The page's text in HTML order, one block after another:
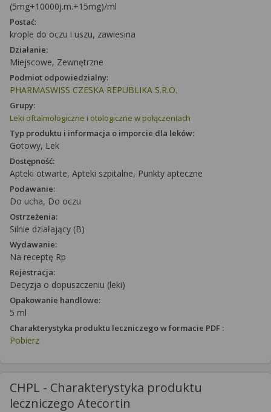
(5mg+10000j.m.+15mg)/ml
Postać:
krople do oczu i uszu, zawiesina
Działanie:
Miejscowe, Zewnętrzne
Podmiot odpowiedzialny:
PHARMASWISS CZESKA REPUBLIKA S.R.O.
Grupy:
Leki oftalmologiczne i otologiczne w połączeniach
Typ produktu i informacja o imporcie dla leków:
Gotowy, Lek
Dostępność:
Apteki otwarte, Apteki szpitalne, Punkty apteczne
Podawanie:
Do ucha, Do oczu
Ostrzeżenia:
Silnie działający (B)
Wydawanie:
Na receptę Rp
Rejestracja:
Decyzja o dopuszczeniu (leki)
Opakowanie handlowe:
5 ml
Charakterystyka produktu leczniczego w formacie PDF :
Pobierz
CHPL - Charakterystyka produktu
leczniczego Atecortin